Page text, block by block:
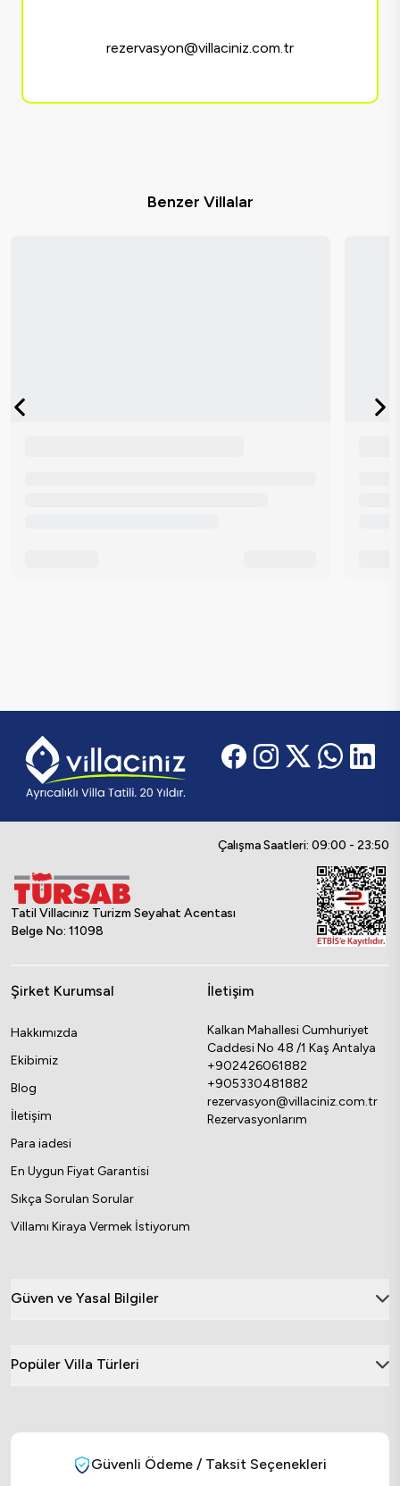
rezervasyon@villaciniz.com.tr
Benzer Villalar
Çalışma Saatleri: 09:00 - 23:50
Tatil Villacınız Turizm Seyahat Acentası
Belge No: 11098
Şirket Kurumsal
Hakkımızda
Ekibimiz
Blog
İletişim
Para iadesi
En Uygun Fiyat Garantisi
Sıkça Sorulan Sorular
Villamı Kiraya Vermek İstiyorum
İletişim
Kalkan Mahallesi Cumhuriyet
Caddesi No 48 /1 Kaş Antalya
+902426061882
+905330481882
rezervasyon@villaciniz.com.tr
Rezervasyonlarım
Güven ve Yasal Bilgiler
Popüler Villa Türleri
Güvenli Ödeme / Taksit Seçenekleri